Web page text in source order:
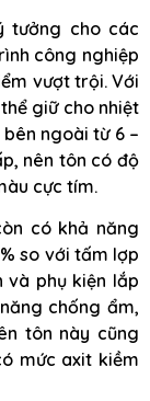
tưởng cho các
công nghiệp
vượt trội. Với
giữ cho nhiệt
ngoài từ 6 –
nên tôn có độ
cực tím.
có khả năng
so với tấm lợp
và phụ kiện lắp
chống ẩm,
tôn này cũng
mức axit kiềm